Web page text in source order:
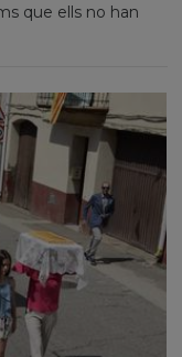
que ells no han